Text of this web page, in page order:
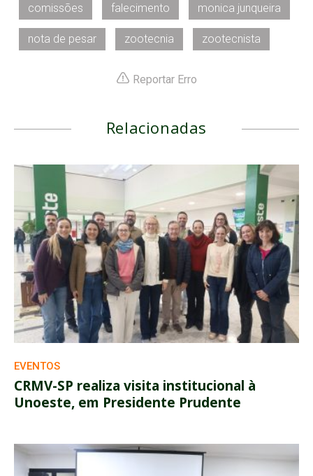
comissões falecimento monica junqueira
nota de pesar zootecnia zootecnista
Reportar Erro
Relacionadas
EVENTOS
CRMV-SP realiza visita institucional à
Unoeste, em Presidente Prudente